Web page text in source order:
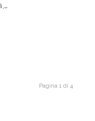
Pagina 1 di 4